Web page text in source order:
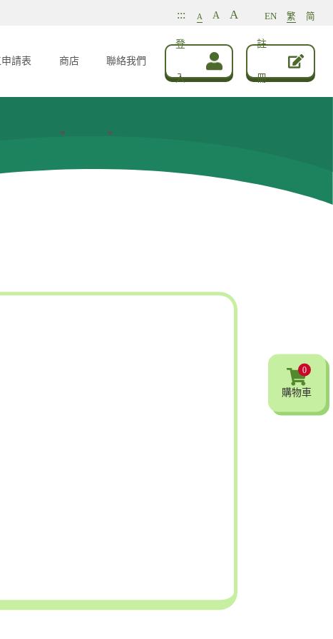
::: A A A EN 繁 简
請表 商店 聯絡我們
登
入
註
冊
0
購物車